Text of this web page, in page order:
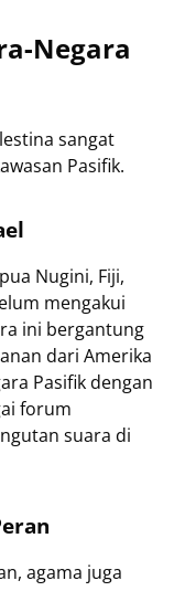
Negara
sangat
Pasifik.
Nugini, Fiji,
mengakui
ini bergantung
dari Amerika
Pasifik dengan
forum
suara di
agama juga